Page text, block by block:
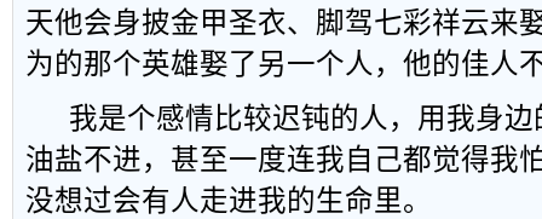
天他会身披金甲圣衣、脚驾七彩祥云来
为的那个英雄娶了另一个人，他的佳人
我是个感情比较迟钝的人，用我身边
油盐不进，甚至一度连我自己都觉得我
没想过会有人走进我的生命里。